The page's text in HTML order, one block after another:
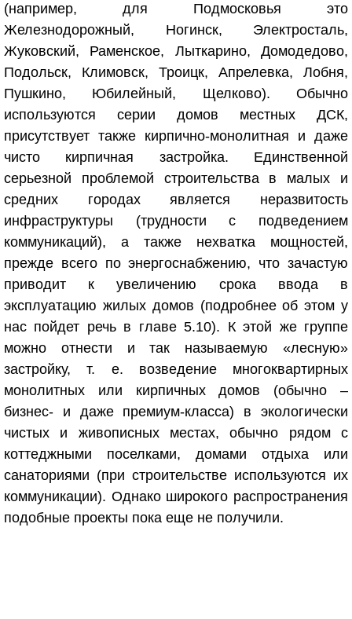
(например, для Подмосковья это
Железнодорожный, Ногинск, Электросталь,
Жуковский, Раменское, Лыткарино, Домодедово,
Подольск, Климовск, Троицк, Апрелевка, Лобня,
Пушкино, Юбилейный, Щелково). Обычно
используются серии домов местных ДСК,
присутствует также кирпично-монолитная и даже
чисто кирпичная застройка. Единственной
серьезной проблемой строительства в малых и
средних городах является неразвитость
инфраструктуры (трудности с подведением
коммуникаций), а также нехватка мощностей,
прежде всего по энергоснабжению, что зачастую
приводит к увеличению срока ввода в
эксплуатацию жилых домов (подробнее об этом у
нас пойдет речь в главе 5.10). К этой же группе
можно отнести и так называемую «лесную»
застройку, т. е. возведение многоквартирных
монолитных или кирпичных домов (обычно –
бизнес- и даже премиум-класса) в экологически
чистых и живописных местах, обычно рядом с
коттеджными поселками, домами отдыха или
санаториями (при строительстве используются их
коммуникации). Однако широкого распространения
подобные проекты пока еще не получили.